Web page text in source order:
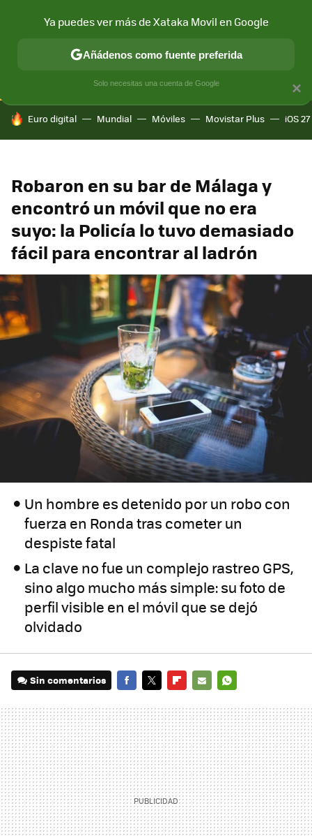
CONECTIVIDAD MÓVIL Y SOCIEDAD APLICACIONES
HOY SE HABLA DE
Euro digital Mundial Móviles Movistar Plus iOS 27
Robaron en su bar de Málaga y
encontró un móvil que no era
suyo: la Policía lo tuvo demasiado
fácil para encontrar al ladrón
Un hombre es detenido por un robo con
fuerza en Ronda tras cometer un
despiste fatal
La clave no fue un complejo rastreo GPS,
sino algo mucho más simple: su foto de
perfil visible en el móvil que se dejó
olvidado
Sin comentarios
MAIL
×
Ya puedes ver más de Xataka Movil en Google
Añádenos como fuente preferida
Solo necesitas una cuenta de Google